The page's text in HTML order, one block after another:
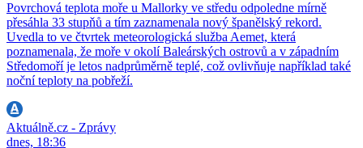
Povrchová teplota moře u Mallorky ve středu odpoledne mírně
přesáhla 33 stupňů a tím zaznamenala nový španělský rekord.
Uvedla to ve čtvrtek meteorologická služba Aemet, která
poznamenala, že moře v okolí Baleárských ostrovů a v západním
Středomoří je letos nadprůměrně teplé, což ovlivňuje například také
noční teploty na pobřeží.
Aktuálně.cz - Zprávy
dnes, 18:36